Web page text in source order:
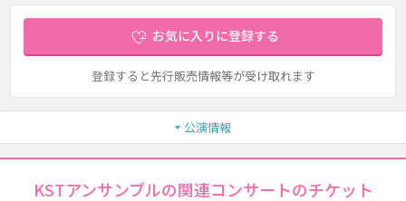
お気に入りに登録する
登録すると先行販売情報等が受け取れます
公演情報
KSTアンサンブルの関連コンサートのチケット